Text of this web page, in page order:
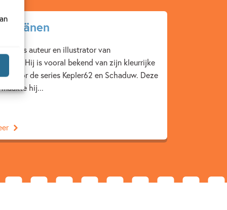
is auteur en illustrator van
Hij is vooral bekend van zijn kleurrijke
voor de series Kepler62 en Schaduw. Deze
hij...